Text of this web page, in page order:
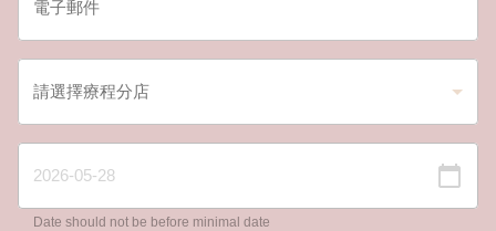
Date should not be before minimal date